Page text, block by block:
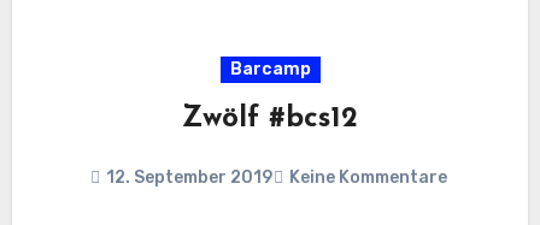
Barcamp
Zwölf #bcs12
12. September 2019 Keine Kommentare